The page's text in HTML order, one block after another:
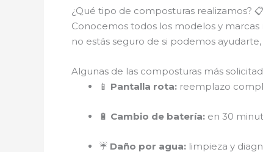
¿Qué tipo de composturas realizamos? 📋
Conocemos todos los modelos y
no estás seguro de si podemos ayudarte,
Algunas de las composturas más
📱 Pantalla rota: reemplazo
🔋 Cambio de batería: en 30
☔ Daño por agua: limpieza y